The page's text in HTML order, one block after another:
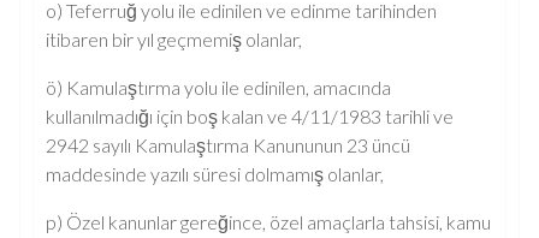
o) Teferruğ yolu ile edinilen ve edinme tarihinden
itibaren bir yıl geçmemiş olanlar,
ö) Kamulaştırma yolu ile edinilen, amacında
kullanılmadığı için boş kalan ve 4/11/1983 tarihli ve
2942 sayılı Kamulaştırma Kanununun 23 üncü
maddesinde yazılı süresi dolmamış olanlar,
p) Özel kanunlar gereğince, özel amaçlarla tahsisi, kamu